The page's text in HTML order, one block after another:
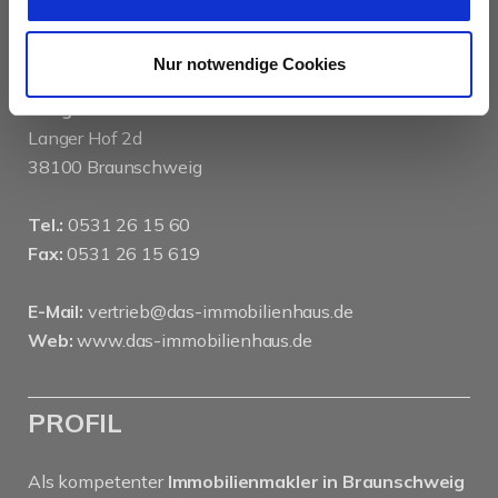
Nur notwendige Cookies
KONTAKT
das immobilienhaus oberenzer & stöcker gmbh &
co kg
Langer Hof 2d
38100 Braunschweig
Tel.: 0531 26 15 60
Fax: 0531 26 15 619
E-Mail: vertrieb@das-immobilienhaus.de
Web: www.das-immobilienhaus.de
PROFIL
Als kompetenter Immobilienmakler in Braunschweig